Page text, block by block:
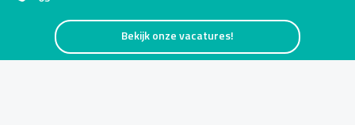
Bekijk onze vacatures!